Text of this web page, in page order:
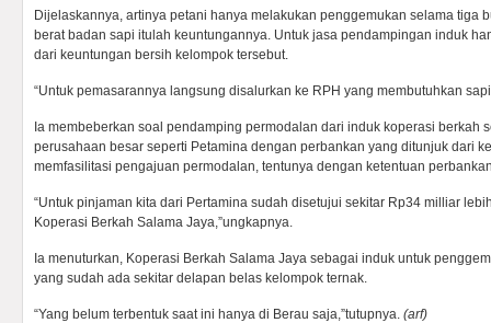
Dijelaskannya, artinya petani hanya melakukan penggemukan selama tiga
berat badan sapi itulah keuntungannya. Untuk jasa pendampingan induk
dari keuntungan bersih kelompok tersebut.
“Untuk pemasarannya langsung disalurkan ke RPH yang membutuhkan
Ia membeberkan soal pendamping permodalan dari induk koperasi berkah
perusahaan besar seperti Petamina dengan perbankan yang ditunjuk dari
memfasilitasi pengajuan permodalan, tentunya dengan ketentuan
“Untuk pinjaman kita dari Pertamina sudah disetujui sekitar Rp34 milliar
Koperasi Berkah Salama Jaya,”ungkapnya.
Ia menuturkan, Koperasi Berkah Salama Jaya sebagai induk untuk
yang sudah ada sekitar delapan belas kelompok ternak.
“Yang belum terbentuk saat ini hanya di Berau saja,”tutupnya. (arf)